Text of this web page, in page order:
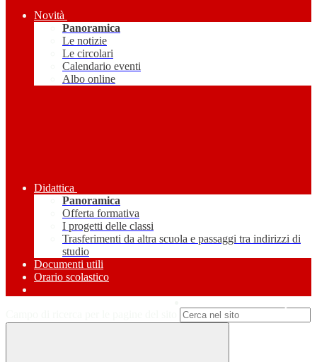
Novità
Panoramica
Le notizie
Le circolari
Calendario eventi
Albo online
Didattica
Panoramica
Offerta formativa
I progetti delle classi
Trasferimenti da altra scuola e passaggi tra indirizzi di
studio
Documenti utili
Orario scolastico